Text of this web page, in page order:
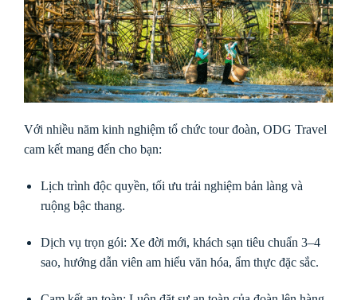
Với nhiều năm kinh nghiệm tổ chức tour đoàn, ODG Travel
cam kết mang đến cho bạn:
Lịch trình độc quyền, tối ưu trải nghiệm bản làng và
ruộng bậc thang.
Dịch vụ trọn gói: Xe đời mới, khách sạn tiêu chuẩn 3–4
sao, hướng dẫn viên am hiểu văn hóa, ẩm thực đặc sắc.